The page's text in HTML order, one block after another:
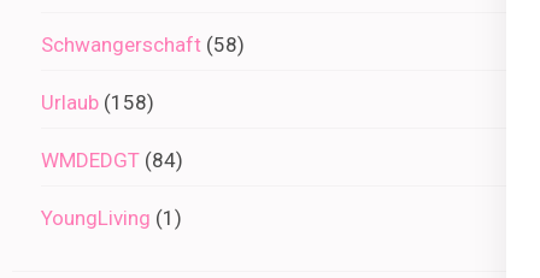
Schwangerschaft (58)
Urlaub (158)
WMDEDGT (84)
YoungLiving (1)